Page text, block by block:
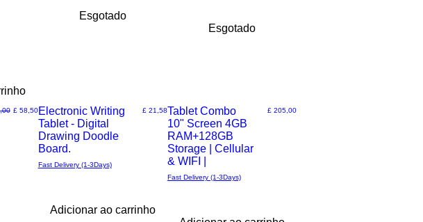
Esgotado
Esgotado
normal
Preço promocional
£ 58,50
Visualização
Electronic Writing
Tablet - Digital
Drawing Doodle
Board.
Preço
£ 21,58
Fast Delivery (1-3Days)
Adicionar ao carrinho
Visualização
rápida
Save 15% Off
Tablet Combo
10" Screen 4GB
RAM+128GB
Storage | Cellular
& WIFI |
Preço
£ 205,00
Fast Delivery (1-3Days)